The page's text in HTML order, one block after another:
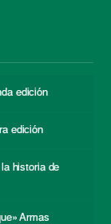
edición
edición
historia de
Armas